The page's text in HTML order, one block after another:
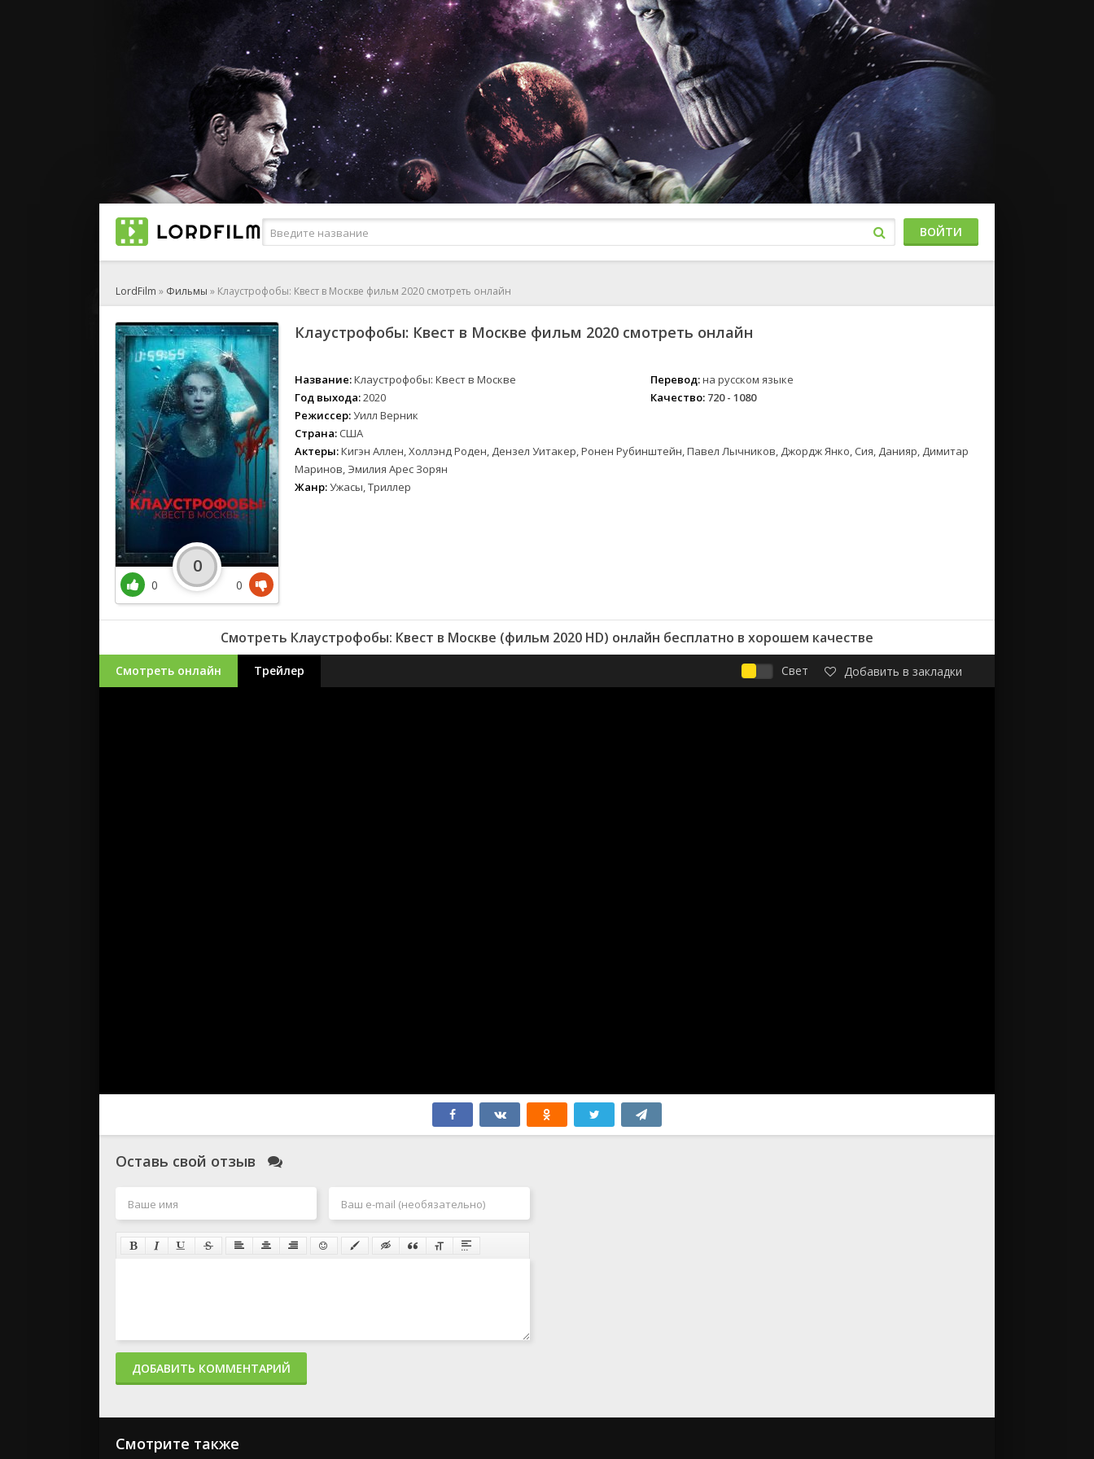
ВОЙТИ
LordFilm » Фильмы » Клаустрофобы: Квест в Москве фильм 2020 смотреть онлайн
Клаустрофобы: Квест в Москве фильм 2020 смотреть онлайн
Название:Клаустрофобы: Квест в Москве
Год выхода:2020
Режиссер:Уилл Верник
Страна: США
Перевод:на русском языке
Качество: 720 - 1080
Актеры:Кигэн Аллен, Холлэнд Роден, Дензел Уитакер, Ронен Рубинштейн, Павел Лычников, Джордж Янко, Сия, Данияр, Димитар
Маринов, Эмилия Арес Зорян
Жанр:Ужасы, Триллер
0
0
0
Смотреть Клаустрофобы: Квест в Москве (фильм 2020 HD) онлайн бесплатно в хорошем качестве
Смотреть онлайн Трейлер Свет Добавить в закладки
Оставь свой отзыв
ДОБАВИТЬ КОММЕНТАРИЙ
Смотрите также